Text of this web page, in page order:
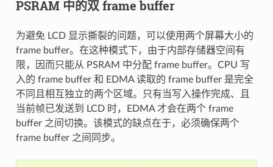
PSRAM 中的双 frame buffer
为避免 LCD 显示撕裂的问题，可以使用两个屏幕大小的
frame buffer。在这种模式下，由于内部存储器空间有
限，因而只能从 PSRAM 中分配 frame buffer。CPU 写
入的 frame buffer 和 EDMA 读取的 frame buffer 是完全
不同且相互独立的两个区域。只有当写入操作完成、且
当前帧已发送到 LCD 时，EDMA 才会在两个 frame
buffer 之间切换。该模式的缺点在于，必须确保两个
frame buffer 之间同步。